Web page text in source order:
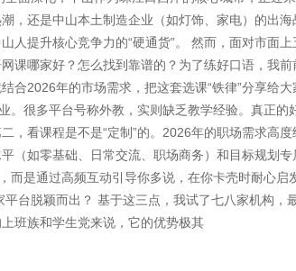
，还是中山本土制造企业（如灯饰、家电）的出
人提升核心竞争力的“硬通货”。 然而，面对市面
课哪家好？怎么找到靠谱的？为了练好口语，我
合2026年的市场需求，把这套选课“铁律”分享给
。很多平台号称外教，实则缺乏教学经验。真正的
，看课程是不是“定制”的。2026年的职场需求高
（如零基础、日常交流、职场商务）和目标规划
而是通过高频互动引导你多说，在你卡壳时耐心启
台脱颖而出？ 基于这三点，我试了七八家机构，
班族和学生党来说，它的优势极其